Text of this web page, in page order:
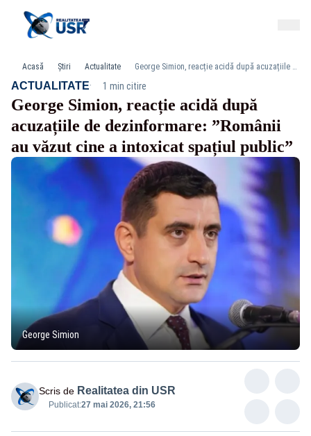
Acasă Știri Actualitate George Simion, reacție acidă după acuzațiile de dezinformare: ”Românii au văzut cine a intoxicat spațiul public”
ACTUALITATE· 1 min citire
George Simion, reacție acidă după
acuzațiile de dezinformare: ”Românii
au văzut cine a intoxicat spațiul public”
George Simion
Scris de Realitatea din USR
Publicat:27 mai 2026, 21:56